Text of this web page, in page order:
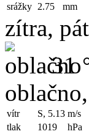
srážky 2.75 mm
zítra,
31
vítr S, 5.13 m/s
tlak
1019
hPa